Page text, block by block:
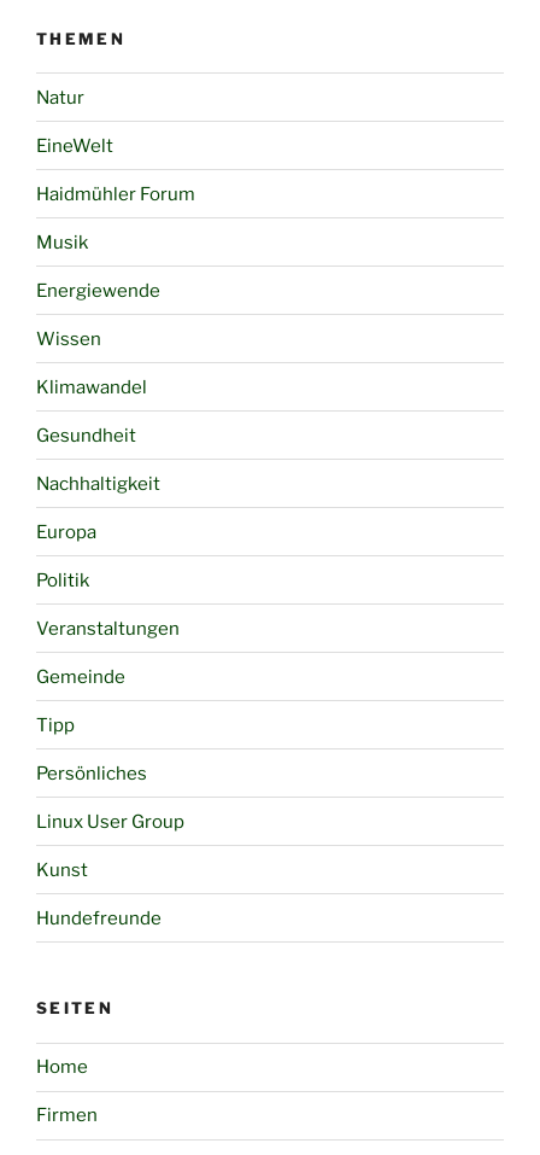
THEMEN
Natur
EineWelt
Haidmühler Forum
Musik
Energiewende
Wissen
Klimawandel
Gesundheit
Nachhaltigkeit
Europa
Politik
Veranstaltungen
Gemeinde
Tipp
Persönliches
Linux User Group
Kunst
Hundefreunde
SEITEN
Home
Firmen